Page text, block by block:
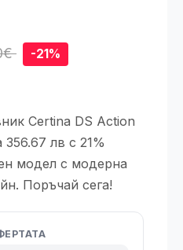
-21%
Certina DS Action
356.67 лв с 21%
модел с модерна
Поръчай сега!